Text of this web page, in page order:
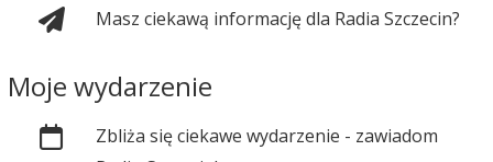
Masz ciekawą informację dla Radia Szczecin?
Moje wydarzenie
Zbliża się ciekawe wydarzenie - zawiadom